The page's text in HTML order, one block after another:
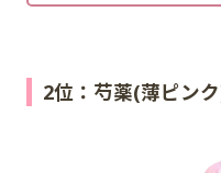
2位：芍薬(薄ピン